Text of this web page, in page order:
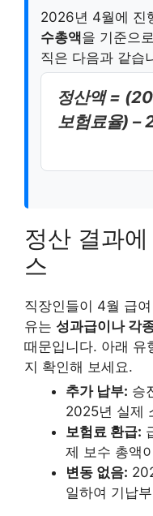
2026년 4월에 진
수총액을 기준으
직은 다음과 같습
정산액 =
보험료율) –
정산 결과
스
직장인들이 4월 급
유는 성과급이나 각
때문입니다. 아래 유
지 확인해 보세요.
추가 납부: 승
2025년 실제
보험료 환급:
제 보수 총액
변동 없음:
일하여 기납